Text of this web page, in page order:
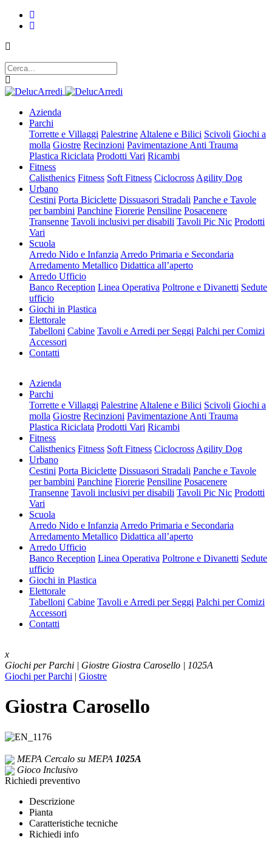
Azienda
Parchi
Torrette e Villaggi Palestrine Altalene e Bilici Scivoli Giochi a
molla Giostre Recinzioni Pavimentazione Anti Trauma
Plastica Riciclata Prodotti Vari Ricambi
Fitness
Calisthenics Fitness Soft Fitness Ciclocross Agility Dog
Urbano
Cestini Porta Biciclette Dissuasori Stradali Panche e Tavole
per bambini Panchine Fiorerie Pensiline Posacenere
Transenne Tavoli inclusivi per disabili Tavoli Pic Nic Prodotti
Vari
Scuola
Arredo Nido e Infanzia Arredo Primaria e Secondaria
Arredamento Metallico Didattica all’aperto
Arredo Ufficio
Banco Reception Linea Operativa Poltrone e Divanetti Sedute
ufficio
Giochi in Plastica
Elettorale
Tabelloni Cabine Tavoli e Arredi per Seggi Palchi per Comizi
Accessori
Contatti
Azienda
Parchi
Torrette e Villaggi Palestrine Altalene e Bilici Scivoli Giochi a
molla Giostre Recinzioni Pavimentazione Anti Trauma
Plastica Riciclata Prodotti Vari Ricambi
Fitness
Calisthenics Fitness Soft Fitness Ciclocross Agility Dog
Urbano
Cestini Porta Biciclette Dissuasori Stradali Panche e Tavole
per bambini Panchine Fiorerie Pensiline Posacenere
Transenne Tavoli inclusivi per disabili Tavoli Pic Nic Prodotti
Vari
Scuola
Arredo Nido e Infanzia Arredo Primaria e Secondaria
Arredamento Metallico Didattica all’aperto
Arredo Ufficio
Banco Reception Linea Operativa Poltrone e Divanetti Sedute
ufficio
Giochi in Plastica
Elettorale
Tabelloni Cabine Tavoli e Arredi per Seggi Palchi per Comizi
Accessori
Contatti
x
Giochi per Parchi | Giostre Giostra Carosello | 1025A
Giochi per Parchi | Giostre
Giostra Carosello
MEPA Cercalo su MEPA 1025A
Gioco Inclusivo
Richiedi preventivo
Descrizione
Pianta
Caratteristiche tecniche
Richiedi info